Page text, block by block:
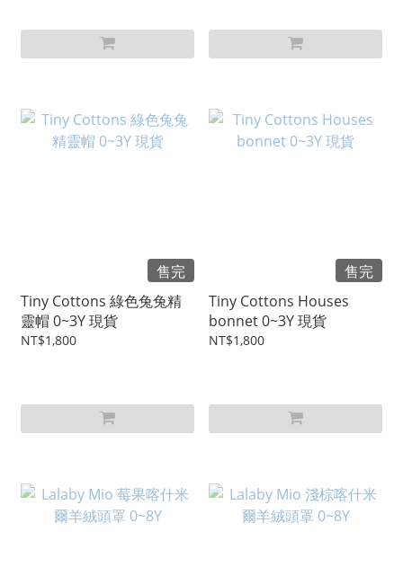
售完
Tiny Cottons 綠色兔兔精
靈帽 0~3Y 現貨
NT$1,800
售完
Tiny Cottons Houses
bonnet 0~3Y 現貨
NT$1,800